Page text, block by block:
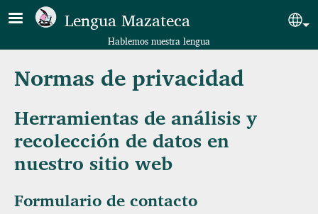
Pasar al contenido principal
Lengua Mazateca
Hablemos nuestra lengua
Normas de privacidad
Herramientas de análisis y
recolección de datos en
nuestro sitio web
Formulario de contacto